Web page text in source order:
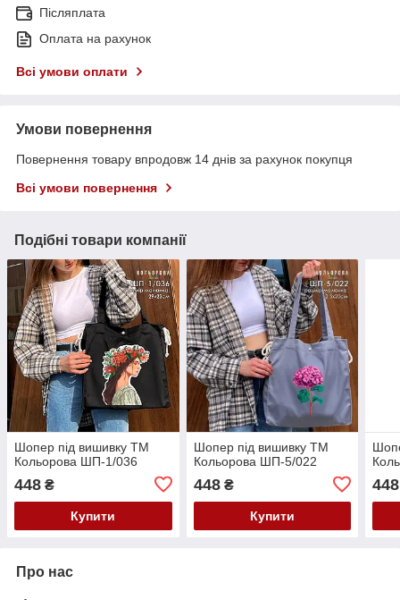
Післяплата
Оплата на рахунок
Всі умови оплати
Умови повернення
Повернення товару впродовж 14 днів за рахунок покупця
Всі умови повернення
Подібні товари компанії
Шопер під вишивку ТМ
Кольорова ШП-1/036
448 ₴
Купити
Шопер під вишивку ТМ
Кольорова ШП-5/022
448₴
Купити
448
Про нас